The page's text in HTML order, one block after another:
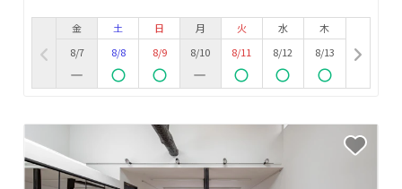
金
8/7
土
8/8
日
8/9
月
8/10
火
8/11
水
8/12
木
8/13